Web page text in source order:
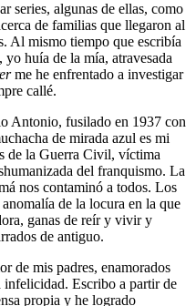
series, algunas de ellas, como
de familias que llegaron al
Al mismo tiempo que escribía
yo huía de la mía, atravesada
me he enfrentado a investigar
callé.
Antonio, fusilado en 1937 con
de mirada azul es mi
de la Guerra Civil, víctima
del franquismo. La
nos contaminó a todos. Los
de la locura en la que
ganas de reír y vivir y
de antiguo.
de mis padres, enamorados
infelicidad. Escribo a partir de
propia y he logrado